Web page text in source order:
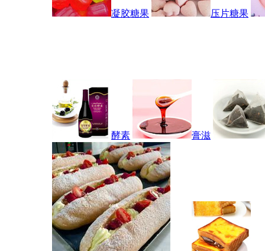
凝胶糖果 压片糖果
酵素 膏滋